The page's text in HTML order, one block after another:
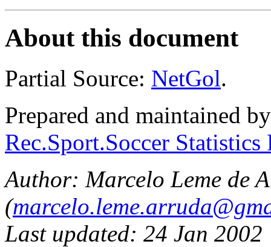
About this document
Partial Source: NetGol.
Prepared and maintained
Rec.Sport.Soccer
Author: Marcelo Leme de
(
Last updated: 24 Jan 2002